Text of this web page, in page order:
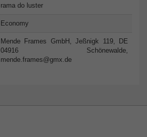
rama do luster
Economy
Mende Frames GmbH, Jeßnigk 119, DE
04916 Schönewalde,
mende.frames@gmx.de